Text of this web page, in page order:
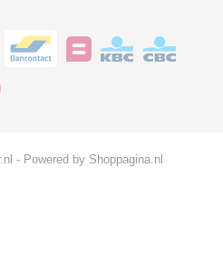
- Powered by Shoppagina.nl